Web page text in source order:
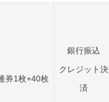
券1枚+40枚
銀行振込
クレジット決
済